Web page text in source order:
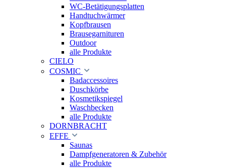
WC-Betätigungsplatten
Handtuchwärmer
Kopfbrausen
Brausegarnituren
Outdoor
alle Produkte
CIELO
COSMIC
Badaccessoires
Duschkörbe
Kosmetikspiegel
Waschbecken
alle Produkte
DORNBRACHT
EFFE
Saunas
Dampfgeneratoren & Zubehör
alle Produkte